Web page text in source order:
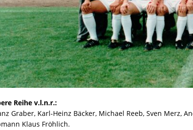
Reihe v.l.n.r.:
Graber, Karl-Heinz Bäcker, Michael Reeb, Sven Merz,
Klaus Fröhlich.